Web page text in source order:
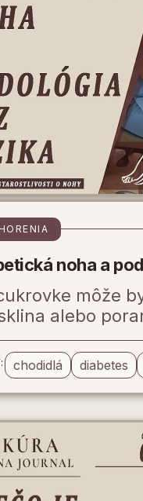
noha a
môže
alebo
chodidlá diabetes